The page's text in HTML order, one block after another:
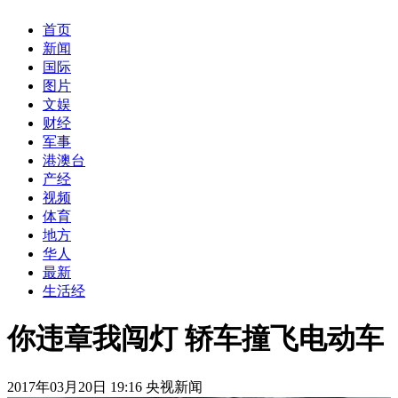
首页
新闻
国际
图片
文娱
财经
军事
港澳台
产经
视频
体育
地方
华人
最新
生活经
你违章我闯灯 轿车撞飞电动车
2017年03月20日 19:16 央视新闻